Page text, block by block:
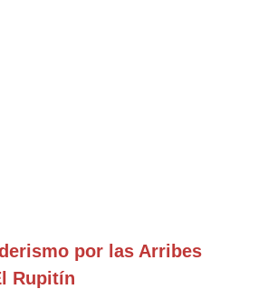
por las Arribes
Rupitín